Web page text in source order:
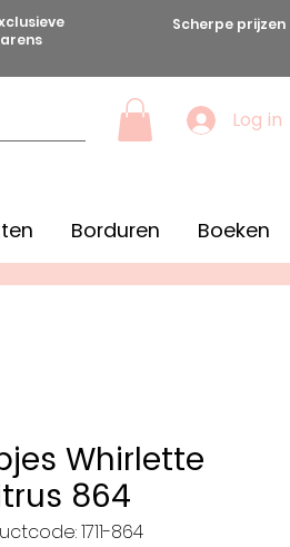
Scherpe prijzen
Log in
Borduren Boeken
Whirlette
864
1711-864